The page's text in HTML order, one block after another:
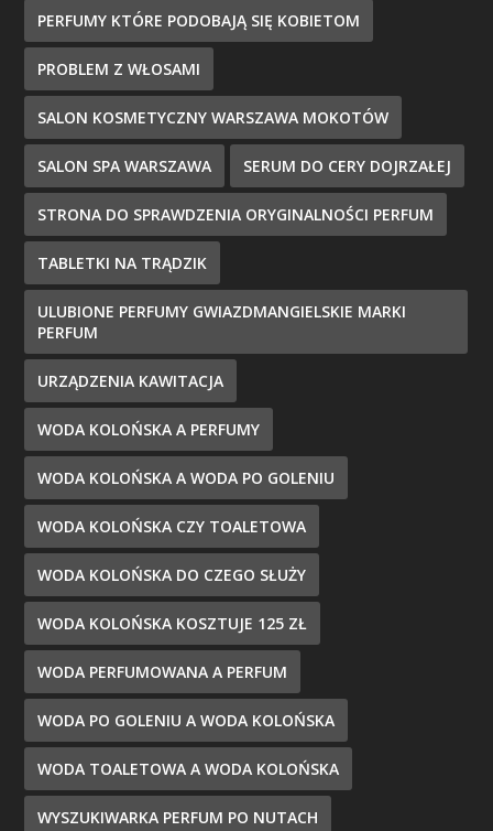
PERFUMY KTÓRE PODOBAJĄ SIĘ KOBIETOM
PROBLEM Z WŁOSAMI
SALON KOSMETYCZNY WARSZAWA MOKOTÓW
SALON SPA WARSZAWA SERUM DO CERY DOJRZAŁEJ
STRONA DO SPRAWDZENIA ORYGINALNOŚCI PERFUM
TABLETKI NA TRĄDZIK
ULUBIONE PERFUMY GWIAZDMANGIELSKIE MARKI
PERFUM
URZĄDZENIA KAWITACJA
WODA KOLOŃSKA A PERFUMY
WODA KOLOŃSKA A WODA PO GOLENIU
WODA KOLOŃSKA CZY TOALETOWA
WODA KOLOŃSKA DO CZEGO SŁUŻY
WODA KOLOŃSKA KOSZTUJE 125 ZŁ
WODA PERFUMOWANA A PERFUM
WODA PO GOLENIU A WODA KOLOŃSKA
WODA TOALETOWA A WODA KOLOŃSKA
WYSZUKIWARKA PERFUM PO NUTACH